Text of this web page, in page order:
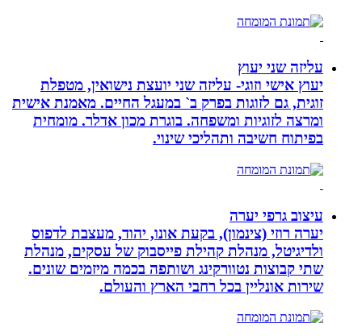
עליזה שני יעוץ
יעוץ אישי וזוגי- עליזה שני יועצת נישואין, מטפלת
זוגית, גם לזוגות בפרק ב` במעגל החיים. מאמנת אישית
ומרצה לזוגיות ומשפחה. בוגרת מכון אדלר. מומחית
בפיתוח חשיבה ותהליכי שינוי.
עיצוב גרפי יערה
יערה רוזי (צינמון), בקעת אונו, יהוד, מעצבת לדפוס
ולדיגיטל, מנהלת קהילת פייסבוק של עסקים, מנהלת
שתי קבוצות נטוורקינג ושותפה בכמה מיזמים שונים.
שירות אונליין בכל רחבי הארץ והעולם.